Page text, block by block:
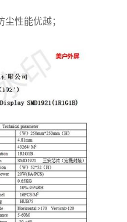
尘性能优越；